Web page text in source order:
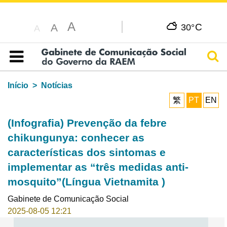
A A A 30°C
Índice
Início
Notícias
繁
PT EN
(Infografia) Prevenção da febre
chikungunya: conhecer as
características dos sintomas e
implementar as “três medidas anti-
mosquito”(Língua Vietnamita )
Gabinete de Comunicação Social
2025-08-05 12:21